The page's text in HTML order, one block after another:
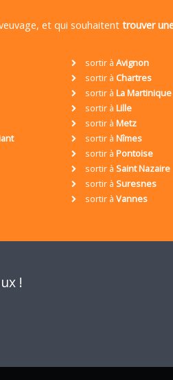
et qui souhaitent trouver
sortir à Avignon
sortir à Chartres
sortir à La Martinique
sortir à Lille
sortir à Metz
sortir à Nîmes
sortir à Pontoise
sortir à Saint Nazaire
sortir à Suresnes
sortir à Vannes
!